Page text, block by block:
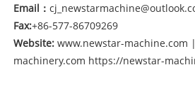
Email ：
Fax:+86-577-86709269
Website: www.newstar-machine.com |
machinery.com https://newstar-